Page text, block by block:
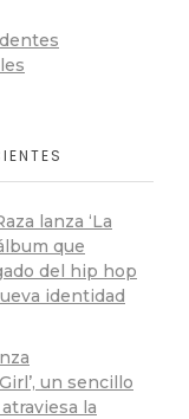
lanza ‘La
que
del hip hop
identidad
un sencillo
la